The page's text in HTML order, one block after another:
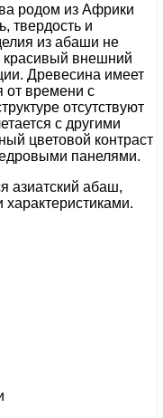
родом из Африки
твердость и
из абаши не
внешний
Древесина имеет
от времени с
отсутствуют
с другими
цветовой контраст
панелями.
азиатский абаш,
характеристиками.